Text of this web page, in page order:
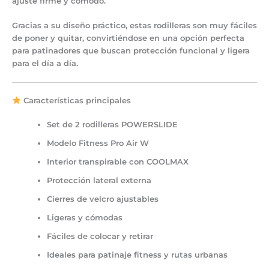
Gracias a su diseño práctico, estas rodilleras son muy fáciles
de poner y quitar, convirtiéndose en una opción perfecta
para patinadores que buscan protección funcional y ligera
para el día a día.
Características principales
Set de2 rodilleras POWERSLIDE
Modelo Fitness Pro Air W
Interior transpirable conCOOLMAX
Protección lateral externa
Cierres de velcro ajustables
Ligeras y cómodas
Fáciles de colocar y retirar
Ideales para patinaje fitness y rutas urbanas